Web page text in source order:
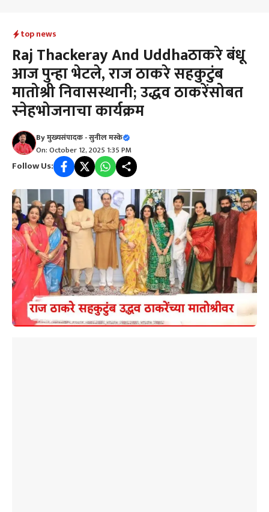
top news
Raj Thackeray And Uddhaठाकरे बंधू
आज पुन्हा भेटले, राज ठाकरे सहकुटुंब
मातोश्री निवासस्थानी; उद्धव ठाकरेंसोबत
स्नेहभोजनाचा कार्यक्रम
Byमुख्यसंपादक - सुनील मस्के
On: October 12, 2025 1:35 PM
Follow Us: